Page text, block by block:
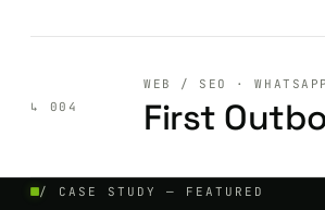
↳ 004
WEB / SEO ·
First
/ CASE STUDY — FEATURED